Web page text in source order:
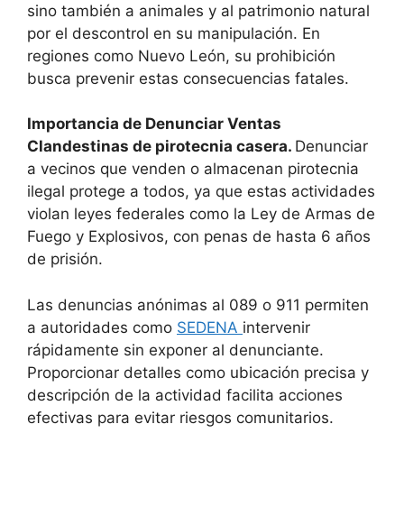
sino también a animales y al patrimonio natural
por el descontrol en su manipulación. En
regiones como Nuevo León, su prohibición
busca prevenir estas consecuencias fatales.​
Importancia de Denunciar Ventas
Clandestinas de pirotecnia casera. Denunciar
a vecinos que venden o almacenan pirotecnia
ilegal protege a todos, ya que estas actividades
violan leyes federales como la Ley de Armas de
Fuego y Explosivos, con penas de hasta 6 años
de prisión.
Las denuncias anónimas al 089 o 911 permiten
a autoridades como SEDENA intervenir
rápidamente sin exponer al denunciante.
Proporcionar detalles como ubicación precisa y
descripción de la actividad facilita acciones
efectivas para evitar riesgos comunitarios.